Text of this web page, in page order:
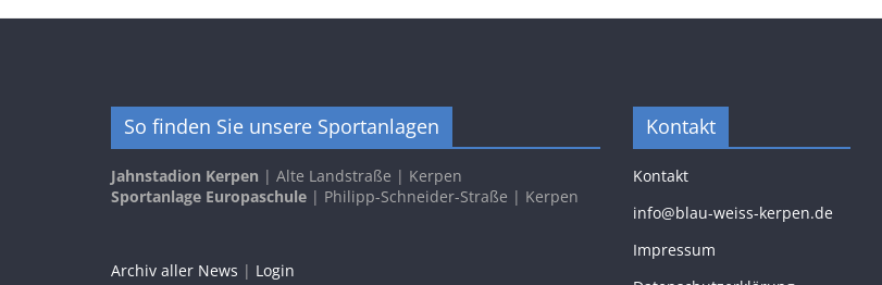
So finden Sie unsere Sportanlagen
Jahnstadion Kerpen | Alte Landstraße | Kerpen
Sportanlage Europaschule | Philipp-Schneider-Straße | Kerpen
Archiv aller News | Login
Kontakt
Kontakt
info@blau-weiss-kerpen.de
Impressum